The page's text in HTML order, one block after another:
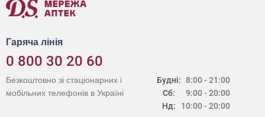
Гаряча лінія
0 800 30 20 60
Будні:
Сб:
Нд:
8:00 - 21:00
9:00 - 20:00
10:00 - 20:00
Безкоштовно зі стаціонарних і
мобільних телефонів в Україні